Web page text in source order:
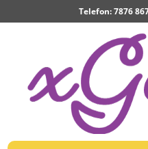
Telefon: 7876